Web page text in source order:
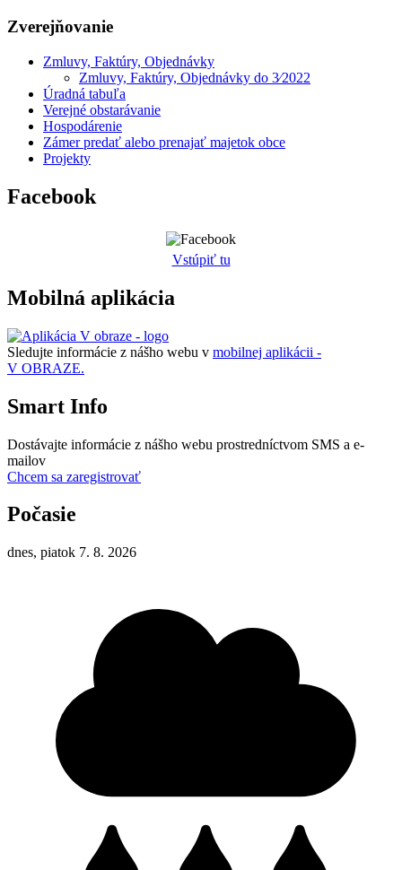
Zverejňovanie
Zmluvy, Faktúry, Objednávky
Zmluvy, Faktúry, Objednávky do 3⁄2022
Úradná tabuľa
Verejné obstarávanie
Hospodárenie
Zámer predať alebo prenajať majetok obce
Projekty
Facebook
Vstúpiť tu
Mobilná aplikácia
Sledujte informácie z nášho webu v mobilnej aplikácii -
V OBRAZE.
Smart Info
Dostávajte informácie z nášho webu prostredníctvom SMS a e-
mailov
Chcem sa zaregistrovať
Počasie
dnes, piatok 7. 8. 2026